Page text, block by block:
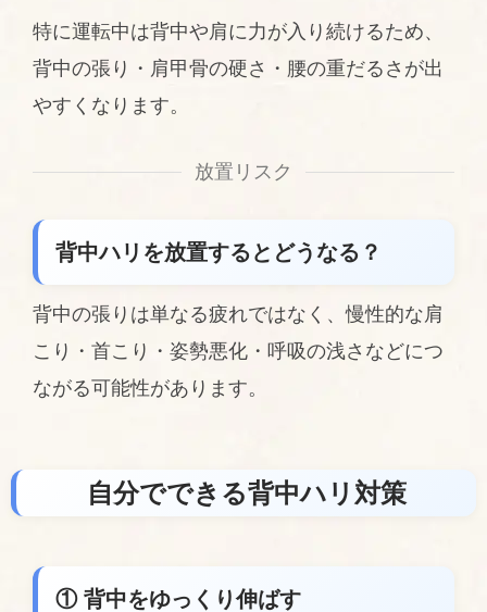
特に運転中は背中や肩に力が入り続けるため、
背中の張り・肩甲骨の硬さ・腰の重だるさが出
やすくなります。
放置リスク
背中ハリを放置するとどうなる？
背中の張りは単なる疲れではなく、慢性的な肩
こり・首こり・姿勢悪化・呼吸の浅さなどにつ
ながる可能性があります。
自分でできる背中ハリ対策
① 背中をゆっくり伸ばす